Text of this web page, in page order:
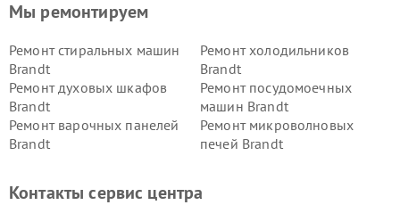
Мы ремонтируем
Ремонт стиральных машин
Brandt
Ремонт холодильников
Brandt
Ремонт духовых шкафов
Brandt
Ремонт посудомоечных
машин Brandt
Ремонт варочных панелей
Brandt
Ремонт микроволновых
печей Brandt
Контакты сервис центра